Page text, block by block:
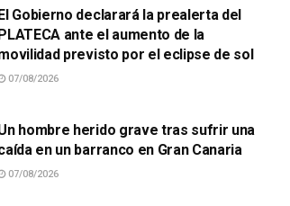
El Gobierno declarará la prealerta del
PLATECA ante el aumento de la
previsto por el eclipse de sol
07/08/2026
hombre herido grave tras sufrir una
en un barranco en Gran Canaria
07/08/2026